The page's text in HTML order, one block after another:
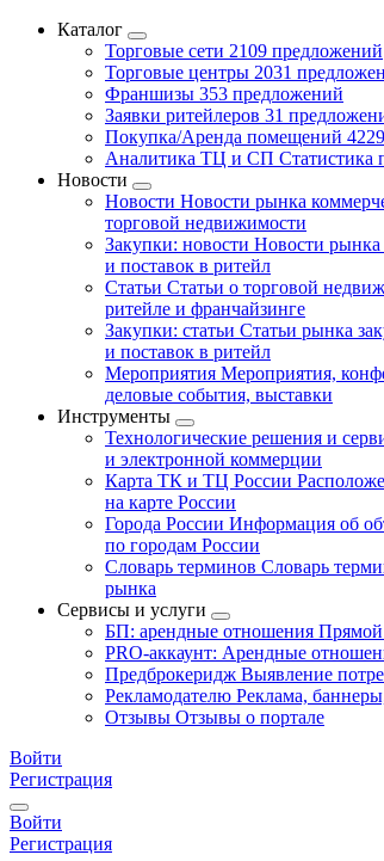
Каталог
Торговые сети 2109 предложений
Торговые центры 2031
Франшизы 353 предложений
Заявки ритейлеров 31
Покупка/Аренда помещений
Аналитика ТЦ и СП
Новости
Новости Новости рынка
торговой недвижимости
Закупки: новости Новости рынка
и поставок в ритейл
Статьи Статьи о торговой
ритейле и франчайзинге
Закупки: статьи Статьи рынка
и поставок в ритейл
Мероприятия Мероприятия,
деловые события, выставки
Инструменты
Технологические решения и
и электронной коммерции
Карта ТК и ТЦ России
на карте России
Города России Информация об
по городам России
Словарь терминов Словарь
рынка
Сервисы и услуги
БП: арендные отношения Прямой
PRO-аккаунт: Арендные
Предброкеридж Выявление
Рекламодателю Реклама,
Отзывы Отзывы о портале
Войти
Регистрация
Войти
Регистрация